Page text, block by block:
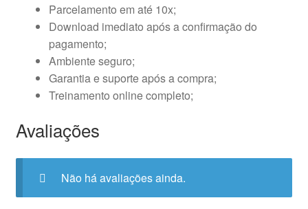
Parcelamento em até 10x;
Download imediato após a confirmação do
pagamento;
Ambiente seguro;
Garantia e suporte após a compra;
Treinamento online completo;
Avaliações
Não há avaliações ainda.